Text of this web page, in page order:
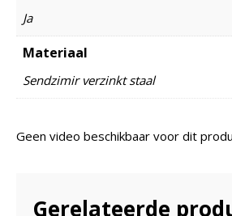
Ja
Materiaal
Sendzimir verzinkt staal
Geen video beschikbaar voor dit
Gerelateerde